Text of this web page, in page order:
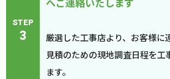
STEP
3
厳選した工事店より、お客様に
見積のための現地調査日程を工
ます。